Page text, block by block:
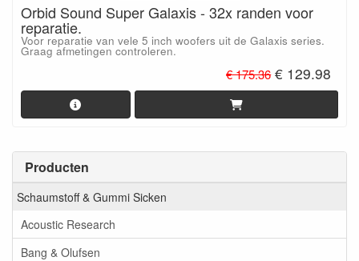
Producten
Schaumstoff & Gummi Sicken
Acoustic Research
Bang & Olufsen
Orbid Sound Super Galaxis - 32x randen voor
reparatie.
Voor reparatie van vele 5 inch woofers uit de Galaxis series.
Graag afmetingen controleren.
€ 175.36 € 129.98